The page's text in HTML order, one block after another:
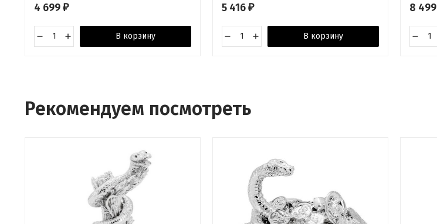
4 699 ₽
В корзину
5 416 ₽
В корзину
8 499
Рекомендуем посмотреть